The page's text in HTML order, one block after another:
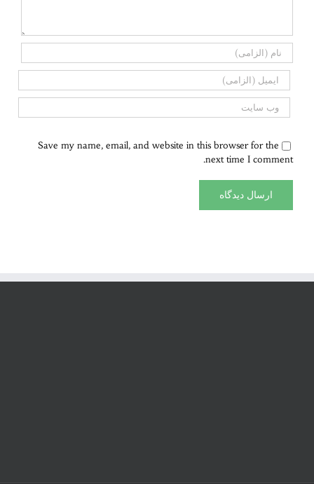
Save my name, email, and website in this browser for the
next time I comment.